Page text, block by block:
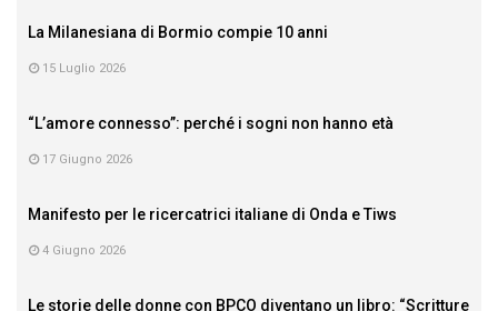
La Milanesiana di Bormio compie 10 anni
15 Luglio 2026
“L’amore connesso”: perché i sogni non hanno età
17 Giugno 2026
Manifesto per le ricercatrici italiane di Onda e Tiws
4 Giugno 2026
Le storie delle donne con BPCO diventano un libro: “Scritture